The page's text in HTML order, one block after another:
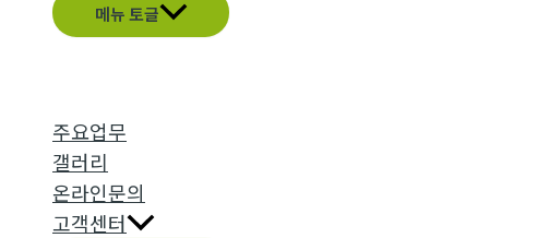
메뉴 토글
주요업무
갤러리
온라인문의
고객센터